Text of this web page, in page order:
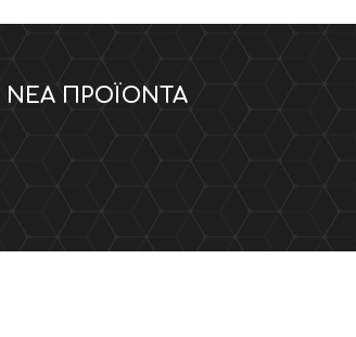
ΝΈΑ ΠΡΟΪΌΝΤΑ